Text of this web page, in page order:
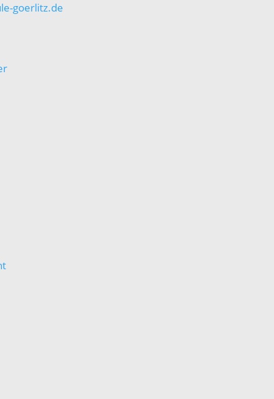
goerlitz.de